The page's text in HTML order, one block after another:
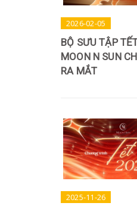
2026-02-05
BỘ SƯU TẬP
MOON N SUN
RA MẮT
2025-11-26